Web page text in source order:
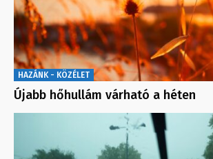
HAZÁNK - KÖZÉLET
Újabb hőhullám várható a héten